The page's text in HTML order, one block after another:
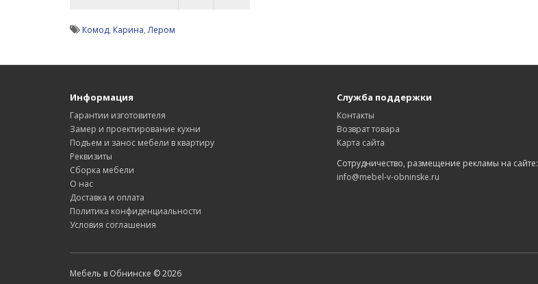
Комод, Карина,Лером
Информация
Гарантии изготовителя
Замер и проектирование кухни
Подъем и занос мебели в квартиру
Реквизиты
Сборка мебели
О нас
Доставка и оплата
Политика конфиденциальности
Условия соглашения
Служба поддержки
Контакты
Возврат товара
Карта сайта
Сотрудничество, размещение рекламы на сайте:
info@mebel-v-obninske.ru
Мебель в Обнинске © 2026